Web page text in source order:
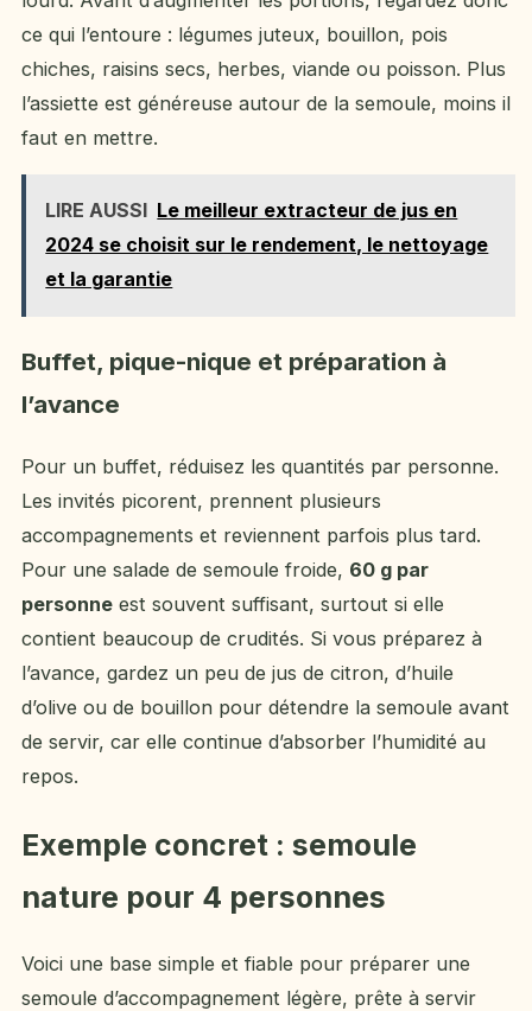
ce qui l’entoure : légumes juteux, bouillon, pois
chiches, raisins secs, herbes, viande ou poisson. Plus
l’assiette est généreuse autour de la semoule, moins il
faut en mettre.
LIRE AUSSI Le meilleur extracteur de jus en
2024 se choisit sur le rendement, le nettoyage
et la garantie
Buffet, pique-nique et préparation à
l’avance
Pour un buffet, réduisez les quantités par personne.
Les invités picorent, prennent plusieurs
accompagnements et reviennent parfois plus tard.
Pour une salade de semoule froide, 60 g par
personne est souvent suffisant, surtout si elle
contient beaucoup de crudités. Si vous préparez à
l’avance, gardez un peu de jus de citron, d’huile
d’olive ou de bouillon pour détendre la semoule avant
de servir, car elle continue d’absorber l’humidité au
repos.
Exemple concret : semoule
nature pour 4 personnes
Voici une base simple et fiable pour préparer une
semoule d’accompagnement légère, prête à servir